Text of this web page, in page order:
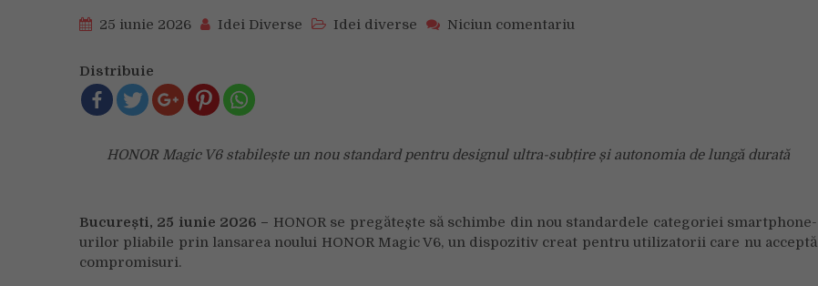
25 iunie 2026 Idei Diverse Idei diverse Niciun comentariu
mai
Distribuie
HONOR Magic V6 stabilește un nou standard pentru designul ultra-subțire și autonomia de lungă durată
București, 25 iunie 2026 – HONOR se pregătește să schimbe din nou standardele categoriei smartphone-
urilor pliabile prin lansarea noului HONOR Magic V6, un dispozitiv creat pentru utilizatorii care nu acceptă
compromisuri.